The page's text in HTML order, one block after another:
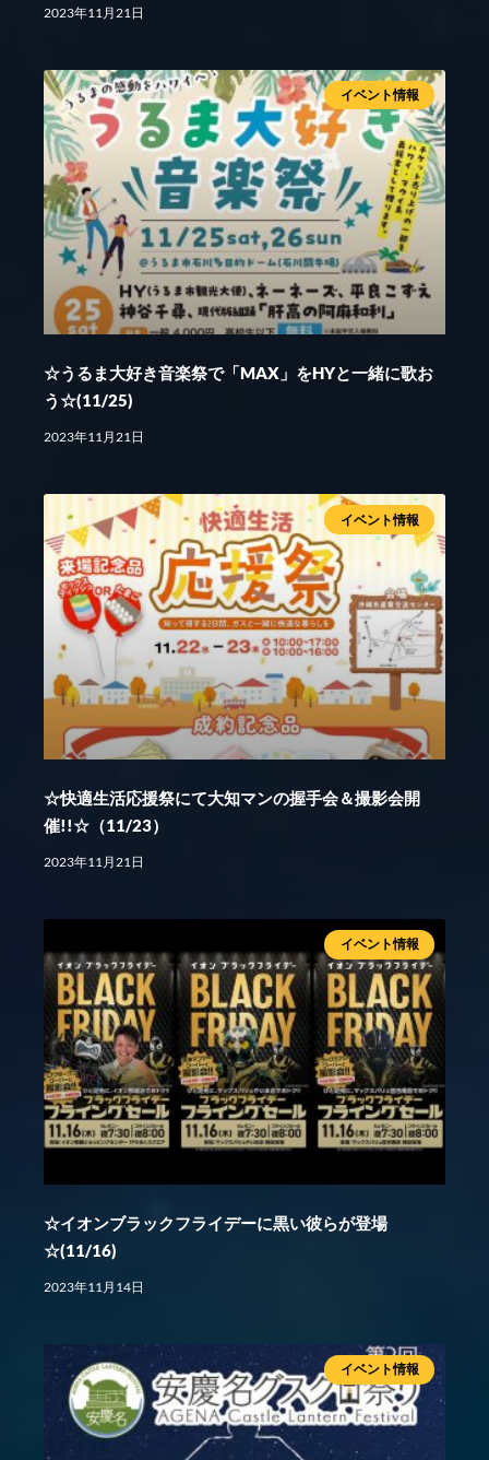
2023年11月21日
イベント情報
☆うるま大好き音楽祭で「MAX」をHYと一緒に歌お
う☆(11/25)
2023年11月21日
イベント情報
☆快適生活応援祭にて大知マンの握手会＆撮影会開
催!!☆（11/23）
2023年11月21日
イベント情報
☆イオンブラックフライデーに黒い彼らが登場
☆(11/16)
2023年11月14日
イベント情報